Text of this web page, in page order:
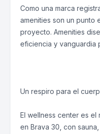
Como una marca
amenities son un punto
proyecto. Amenities
eficiencia y vanguardia
Un respiro para el
El wellness center es
en Brava 30, con